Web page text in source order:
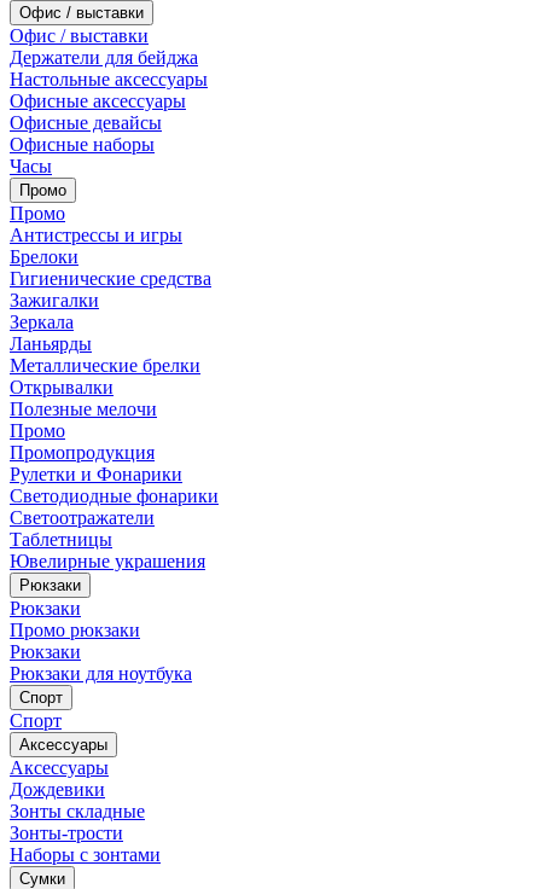
Офис / выставки
Офис / выставки
Держатели для бейджа
Настольные аксессуары
Офисные аксессуары
Офисные девайсы
Офисные наборы
Часы
Промо
Промо
Антистрессы и игры
Брелоки
Гигиенические средства
Зажигалки
Зеркала
Ланьярды
Металлические брелки
Открывалки
Полезные мелочи
Промо
Промопродукция
Рулетки и Фонарики
Светодиодные фонарики
Светоотражатели
Таблетницы
Ювелирные украшения
Рюкзаки
Рюкзаки
Промо рюкзаки
Рюкзаки
Рюкзаки для ноутбука
Спорт
Спорт
Аксессуары
Аксессуары
Дождевики
Зонты складные
Зонты-трости
Наборы с зонтами
Сумки